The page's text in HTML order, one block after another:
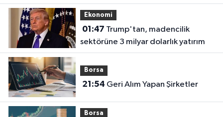
Şampiyonası'nda finalde!
Ekonomi
01:47
sektörüne 3 milyar dolarlık yatırım
Borsa
21:54 Geri Alım Yapan Şirketler
Borsa